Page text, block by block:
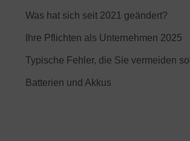
Was hat sich seit 2021 geändert?
Ihre Pflichten als Unternehmen 2025
Typische Fehler, die Sie vermeiden
Batterien und Akkus